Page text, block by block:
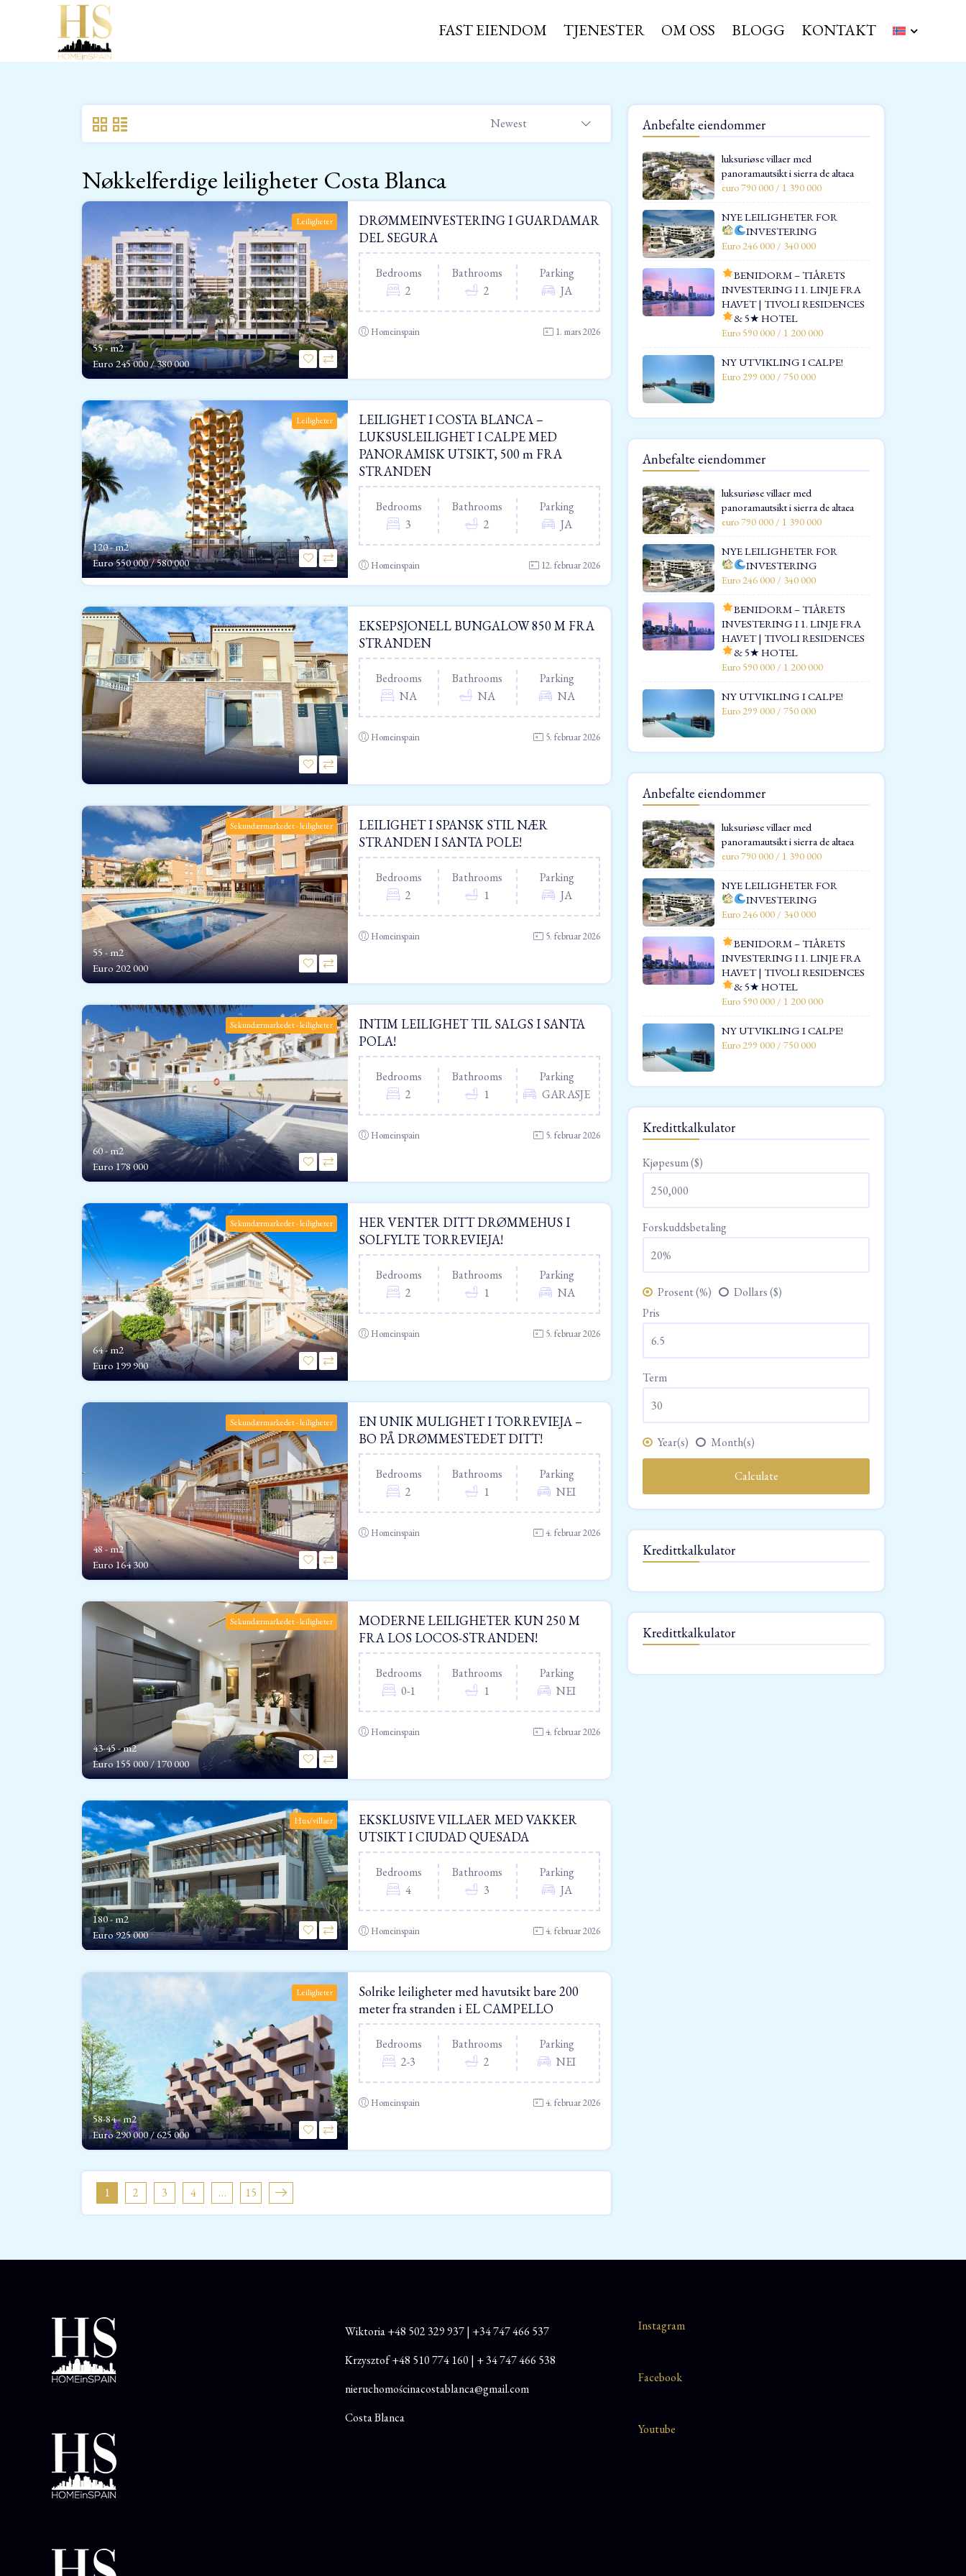
FAST EIENDOM TJENESTER OM OSS BLOGG KONTAKT
Newest
Nøkkelferdige leiligheter Costa Blanca
Leiligheter
55 - m2
Euro245 000 / 380 000
DRØMMEINVESTERING I GUARDAMAR
DEL SEGURA
Bedrooms
2
Bathrooms
2
Parking
JA
Homeinspain 1. mars 2026
Leiligheter
120 - m2
Euro550 000 / 580 000
LEILIGHET I COSTA BLANCA –
LUKSUSLEILIGHET I CALPE MED
PANORAMISK UTSIKT, 500 m FRA
STRANDEN
Bedrooms
3
Bathrooms
2
Parking
JA
Homeinspain 12. februar 2026
EKSEPSJONELL BUNGALOW 850 M FRA
STRANDEN
Bedrooms
NA
Bathrooms
NA
Parking
NA
Homeinspain 5. februar 2026
Sekundærmarkedet - leiligheter
55 - m2
Euro202 000
LEILIGHET I SPANSK STIL NÆR
STRANDEN I SANTA POLE!
Bedrooms
2
Bathrooms
1
Parking
JA
Homeinspain 5. februar 2026
Sekundærmarkedet - leiligheter
60 - m2
Euro178 000
INTIM LEILIGHET TIL SALGS I SANTA
POLA!
Bedrooms
2
Bathrooms
1
Parking
GARASJE
Homeinspain 5. februar 2026
Sekundærmarkedet - leiligheter
64 - m2
Euro 199 900
HER VENTER DITT DRØMMEHUS I
SOLFYLTE TORREVIEJA!
Bedrooms
2
Bathrooms
1
Parking
NA
Homeinspain 5. februar 2026
Sekundærmarkedet - leiligheter
48 - m2
Euro164 300
EN UNIK MULIGHET I TORREVIEJA –
BO PÅ DRØMMESTEDET DITT!
Bedrooms
2
Bathrooms
1
Parking
NEI
Homeinspain 4. februar 2026
Sekundærmarkedet - leiligheter
43-45 - m2
Euro155 000 / 170 000
MODERNE LEILIGHETER KUN 250 M
FRA LOS LOCOS-STRANDEN!
Bedrooms
0-1
Bathrooms
1
Parking
NEI
Homeinspain 4. februar 2026
Hus/villaer
180 - m2
Euro925 000
EKSKLUSIVE VILLAER MED VAKKER
UTSIKT I CIUDAD QUESADA
Bedrooms
4
Bathrooms
3
Parking
JA
Homeinspain 4. februar 2026
Leiligheter
58-84 - m2
Euro290 000 / 625 000
Solrike leiligheter med havutsikt bare 200
meter fra stranden i EL CAMPELLO
Bedrooms
2-3
Bathrooms
2
Parking
NEI
Homeinspain 4. februar 2026
1 2 3 4 … 15
Anbefalte eiendommer
luksuriøse villaer med
panoramautsikt i sierra de altaea
euro 790 000 / 1 390 000
NYE LEILIGHETER FOR
INVESTERING
Euro 246 000 / 340 000
BENIDORM – TIÅRETS
INVESTERING I 1. LINJE FRA
HAVET | TIVOLI RESIDENCES
& 5★ HOTEL
Euro 590 000 / 1 200 000
NY UTVIKLING I CALPE!
Euro 299 000 / 750 000
Anbefalte eiendommer
luksuriøse villaer med
panoramautsikt i sierra de altaea
euro 790 000 / 1 390 000
NYE LEILIGHETER FOR
INVESTERING
Euro 246 000 / 340 000
BENIDORM – TIÅRETS
INVESTERING I 1. LINJE FRA
HAVET | TIVOLI RESIDENCES
& 5★ HOTEL
Euro 590 000 / 1 200 000
NY UTVIKLING I CALPE!
Euro 299 000 / 750 000
Anbefalte eiendommer
luksuriøse villaer med
panoramautsikt i sierra de altaea
euro 790 000 / 1 390 000
NYE LEILIGHETER FOR
INVESTERING
Euro 246 000 / 340 000
BENIDORM – TIÅRETS
INVESTERING I 1. LINJE FRA
HAVET | TIVOLI RESIDENCES
& 5★ HOTEL
Euro 590 000 / 1 200 000
NY UTVIKLING I CALPE!
Euro 299 000 / 750 000
Kredittkalkulator
Kjøpesum ($)
Forskuddsbetaling
Prosent (%)
Dollars ($)
Pris
Term
Year(s) Month(s)
Calculate
Kredittkalkulator
Kredittkalkulator
Wiktoria+48 502 329 937| +34 747 466 537
Krzysztof+48 510 774 160 | + 34 747 466 538
nieruchomościnacostablanca@gmail.com
Costa Blanca
Instagram
Facebook
Youtube